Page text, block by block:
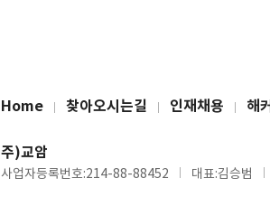
Home 찾아오시는길 인재채용 해
주)교암
사업자등록번호:214-88-88452 대표:김승범